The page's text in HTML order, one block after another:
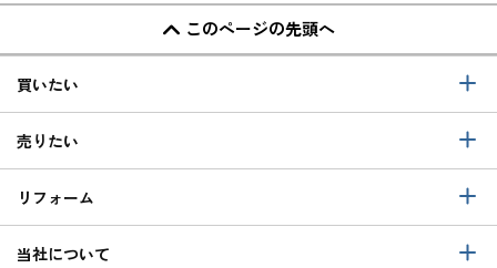
このページの先頭へ
買いたい
売りたい
リフォーム
当社について